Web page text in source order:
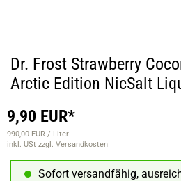
Dr. Frost Strawberry
Arctic Edition NicSalt
9,90 EUR*
990,00 EUR / Liter
inkl. USt zzgl. Versandkosten
Sofort versandfähig,